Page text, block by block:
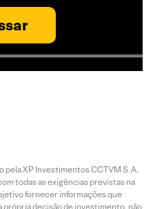
pela XP Investimentos CCTVM S.A.
todas as exigências previstas na
fornecer informações que
própria decisão de investimento, não